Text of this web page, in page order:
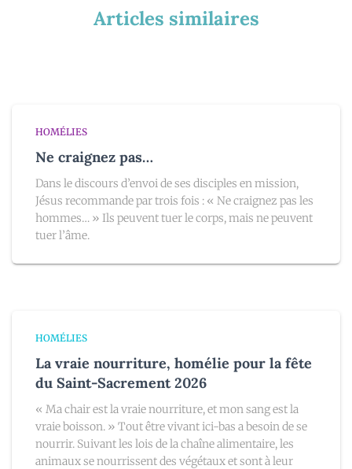
Articles similaires
HOMÉLIES
Ne craignez pas…
Dans le discours d’envoi de ses disciples en mission,
Jésus recommande par trois fois : « Ne craignez pas les
hommes… » Ils peuvent tuer le corps, mais ne peuvent
tuer l’âme.
HOMÉLIES
La vraie nourriture, homélie pour la fête
du Saint-Sacrement 2026
« Ma chair est la vraie nourriture, et mon sang est la
vraie boisson. » Tout être vivant ici-bas a besoin de se
nourrir. Suivant les lois de la chaîne alimentaire, les
animaux se nourrissent des végétaux et sont à leur